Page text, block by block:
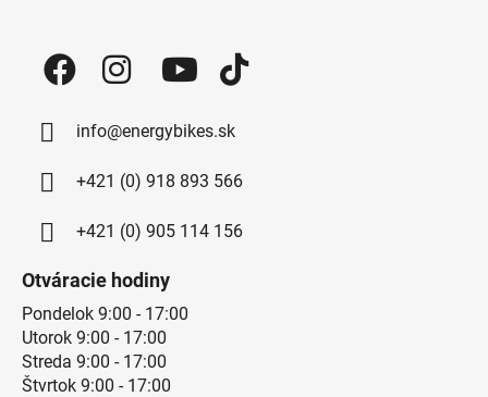
info@energybikes.sk
+421 (0) 918 893 566
+421 (0) 905 114 156
Otváracie hodiny
Pondelok 9:00 - 17:00
Utorok 9:00 - 17:00
Streda 9:00 - 17:00
Štvrtok 9:00 - 17:00